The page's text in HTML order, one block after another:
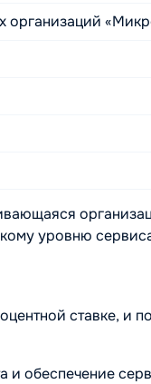
уровню
ставке, и
обеспечение